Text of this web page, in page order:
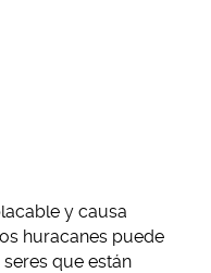
y causa
huracanes puede
que están